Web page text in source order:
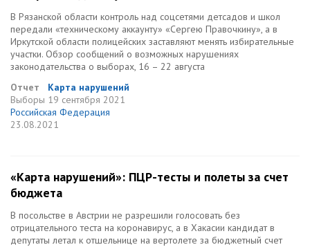
В Рязанской области контроль над соцсетями детсадов и школ
передали «техническому аккаунту» «Сергею Правочкину», а в
Иркутской области полицейских заставляют менять избирательные
участки. Обзор сообщений о возможных нарушениях
законодательства о выборах, 16 – 22 августа
Отчет
Карта нарушений
Выборы 19 сентября 2021
Российская Федерация
23.08.2021
«Карта нарушений»: ПЦР-тесты и полеты за счет
бюджета
В посольстве в Австрии не разрешили голосовать без
отрицательного теста на коронавирус, а в Хакасии кандидат в
депутаты летал к отшельнице на вертолете за бюджетный счет